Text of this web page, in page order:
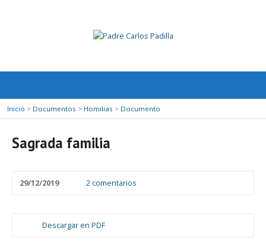
Inicio > Documentos > Homilias > Documento
Sagrada familia
29/12/2019 2 comentarios
Descargar en PDF